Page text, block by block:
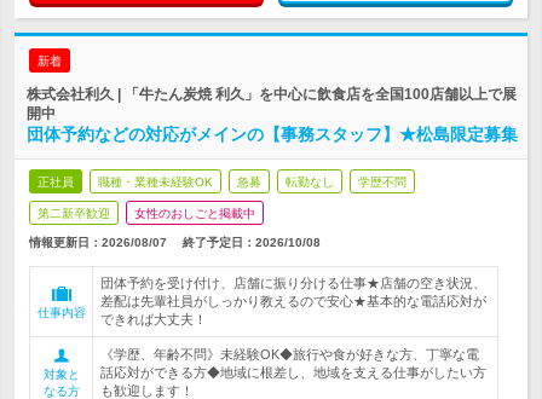
新着
株式会社利久 | 「牛たん炭焼 利久」を中心に飲食店を全国100店舗以上で展
開中
団体予約などの対応がメインの【事務スタッフ】★松島限定募集
正社員 職種・業種未経験OK 急募 転勤なし 学歴不問
第二新卒歓迎 女性のおしごと掲載中
情報更新日：2026/08/07 終了予定日： 2026/10/08
仕事内容
団体予約を受け付け、店舗に振り分ける仕事★店舗の空き状況、
差配は先輩社員がしっかり教えるので安心★基本的な電話応対が
できれば大丈夫！
対象と
なる方
《学歴、年齢不問》未経験OK◆旅行や食が好きな方、丁寧な電
話応対ができる方◆地域に根差し、地域を支える仕事がしたい方
も歓迎します！